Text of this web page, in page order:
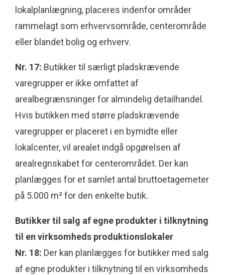
lokalplanlægning, placeres indenfor områder
rammelagt som erhvervsområde, centerområde
eller blandet bolig og erhverv.
Nr. 17: Butikker til særligt pladskrævende
varegrupper er ikke omfattet af
arealbegrænsninger for almindelig detailhandel.
Hvis butikken med større pladskrævende
varegrupper er placeret i en bymidte eller
lokalcenter, vil arealet indgå opgørelsen af
arealregnskabet for centerområdet. Der kan
planlægges for et samlet antal bruttoetagemeter
på 5.000 m² for den enkelte butik.
Butikker til salg af egne produkter i tilknytning
til en virksomheds produktionslokaler
Nr. 18: Der kan planlægges for butikker med salg
af egne produkter i tilknytning til en virksomheds